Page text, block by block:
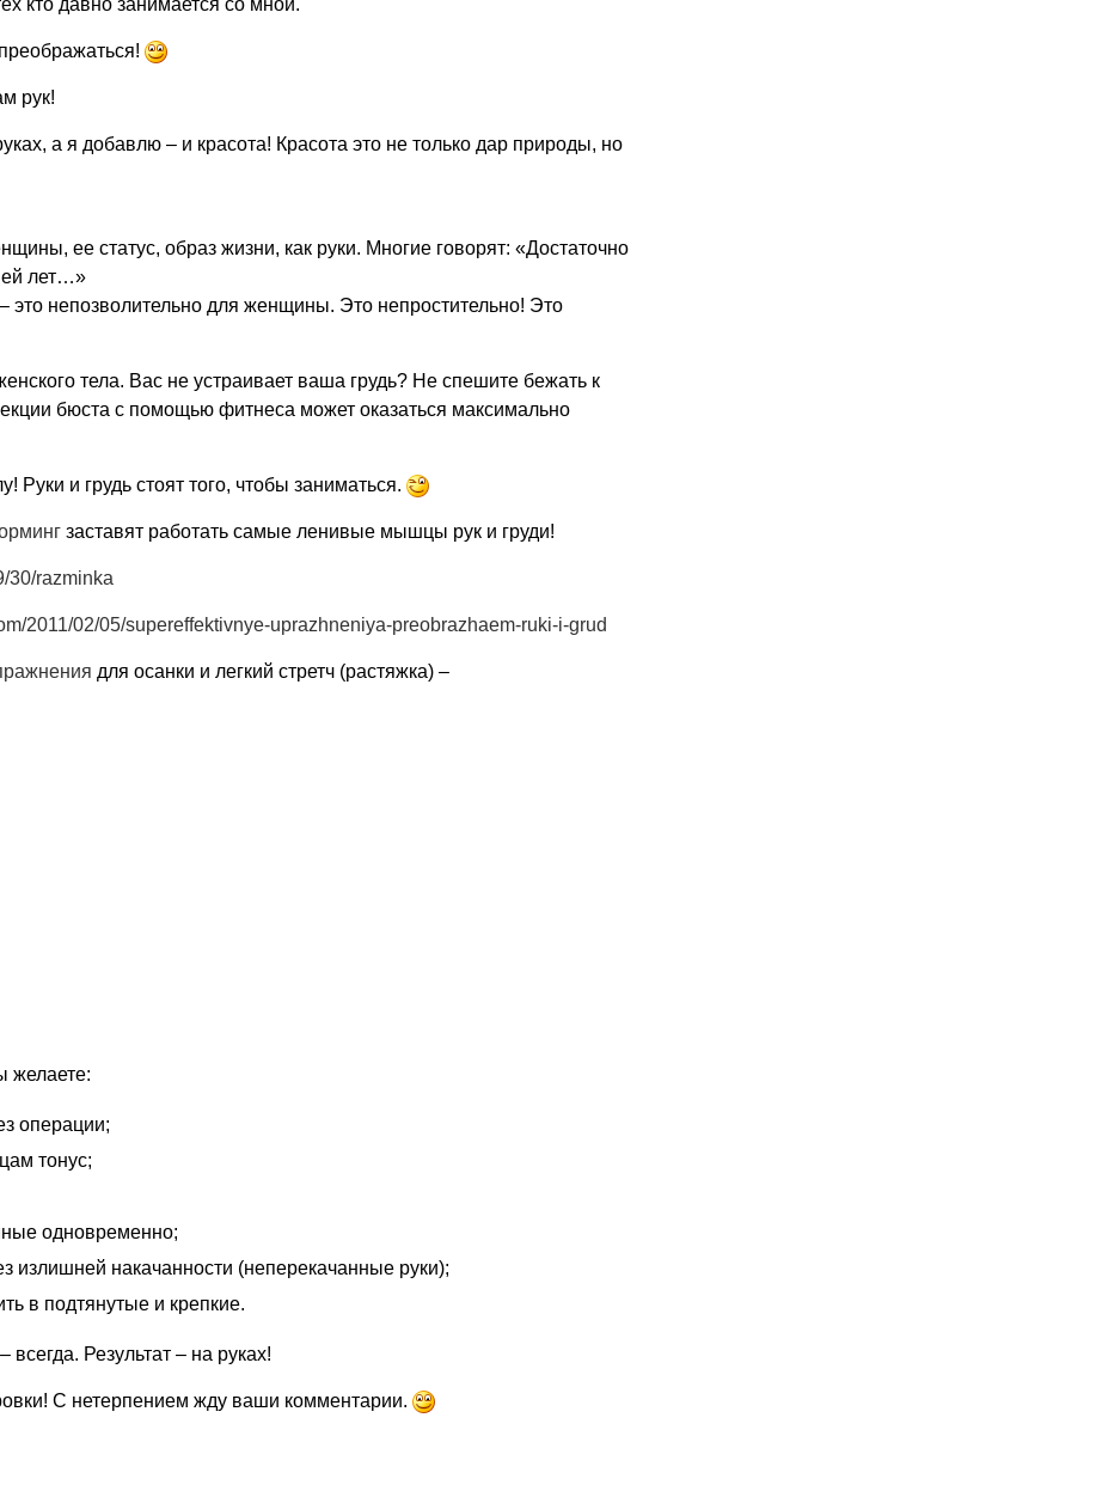
кто давно занимается со мной.
рук!
а я добавлю – и красота! Красота это не только дар природы, но
ее статус, образ жизни, как руки. Многие говорят: «Достаточно
ей лет…»
непозволительно для женщины. Это непростительно! Это
тела. Вас не устраивает ваша грудь? Не спешите бежать к
бюста с помощью фитнеса может оказаться максимально
и грудь стоят того, чтобы заниматься.
заставят работать самые ленивые мышцы рук и груди!
30/razminka
2011/02/05/supereffektivnye-uprazhneniya-preobrazhaem-ruki-i-grud
для осанки и легкий стретч (растяжка) –
желаете:
операции;
тонус;
одновременно;
излишней накачанности (неперекачанные руки);
в подтянутые и крепкие.
Результат – на руках!
С нетерпением жду ваши комментарии.